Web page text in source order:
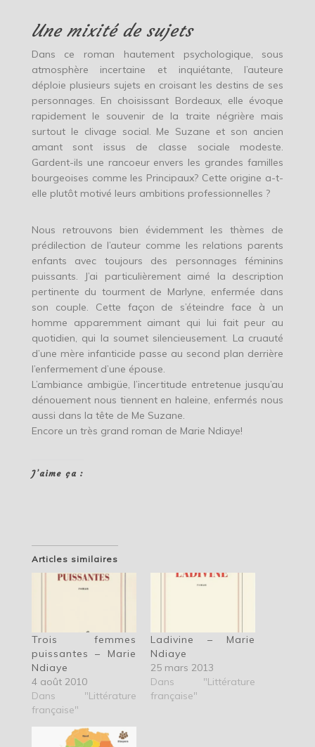
Une mixité de sujets
Dans ce roman hautement psychologique, sous
atmosphère incertaine et inquiétante, l’auteure
déploie plusieurs sujets en croisant les destins de ses
personnages. En choisissant Bordeaux, elle évoque
rapidement le souvenir de la traite négrière mais
surtout le clivage social. Me Suzane et son ancien
amant sont issus de classe sociale modeste.
Gardent-ils une rancoeur envers les grandes familles
bourgeoises comme les Principaux? Cette origine a-t-
elle plutôt motivé leurs ambitions professionnelles ?
Nous retrouvons bien évidemment les thèmes de
prédilection de l’auteur comme les relations parents
enfants avec toujours des personnages féminins
puissants. J’ai particulièrement aimé la description
pertinente du tourment de Marlyne, enfermée dans
son couple. Cette façon de s’éteindre face à un
homme apparemment aimant qui lui fait peur au
quotidien, qui la soumet silencieusement. La cruauté
d’une mère infanticide passe au second plan derrière
l’enfermement d’une épouse.
L’ambiance ambigüe, l’incertitude entretenue jusqu’au
dénouement nous tiennent en haleine, enfermés nous
aussi dans la tête de Me Suzane.
Encore un très grand roman de Marie Ndiaye!
J’aime ça :
Articles similaires
Trois femmes
puissantes – Marie
Ndiaye
4 août 2010
Dans "Littérature
française"
Ladivine – Marie
Ndiaye
25 mars 2013
Dans "Littérature
française"